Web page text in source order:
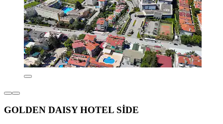
GOLDEN DAISY HOTEL SİDE